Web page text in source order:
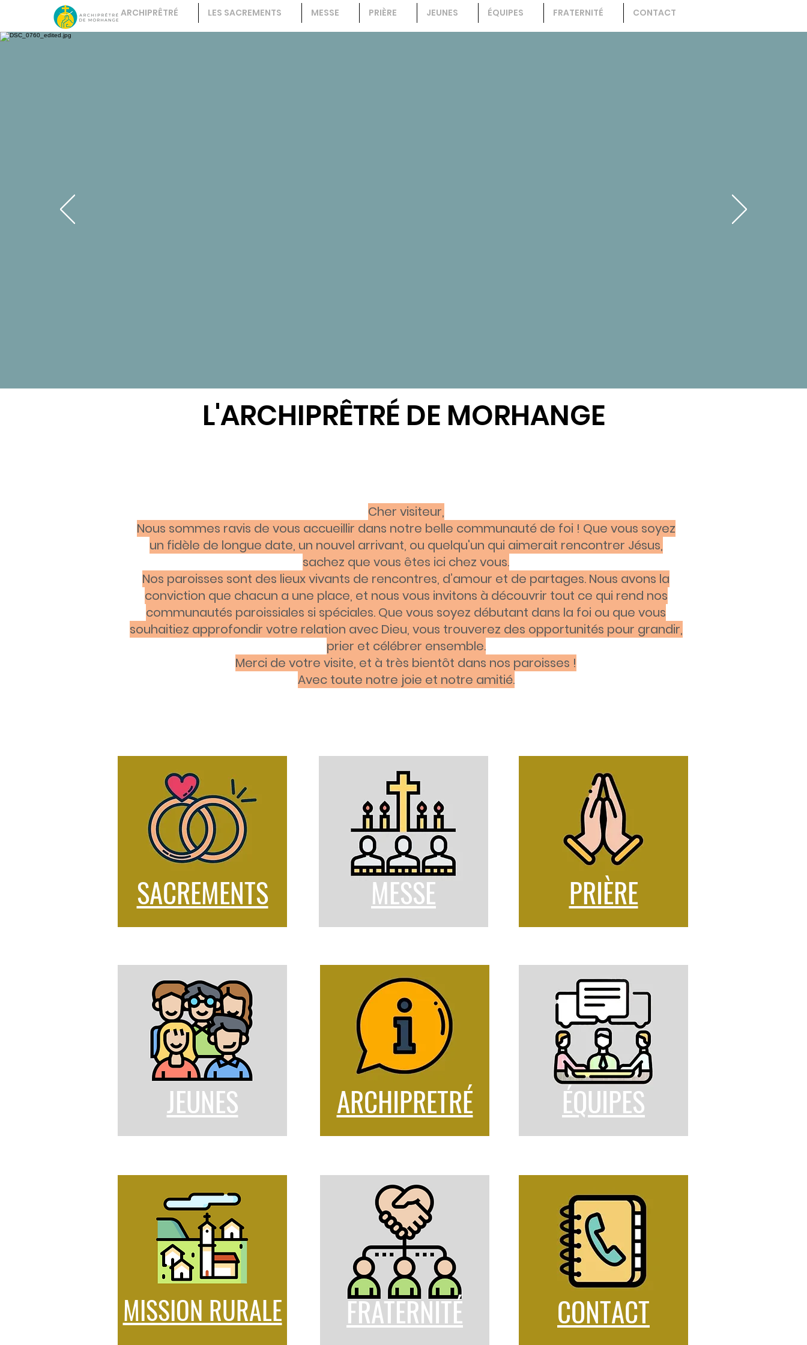
ARCHIPRÊTRÉ LES SACREMENTS MESSE PRIÈRE JEUNES ÉQUIPES FRATERNITÉ CONTACT
L'ARCHIPRÊTRÉ DE MORHANGE
Cher visiteur,
Nous sommes ravis de vous accueillir dans notre belle communauté de foi ! Que vous soyez
un fidèle de longue date, un nouvel arrivant, ou quelqu'un qui aimerait rencontrer Jésus,
sachez que vous êtes ici chez vous.
Nos paroisses sont des lieux vivants de rencontres, d’amour et de partages. Nous avons la
conviction que chacun a une place, et nous vous invitons à découvrir tout ce qui rend nos
communautés paroissiales si spéciales. Que vous soyez débutant dans la foi ou que vous
souhaitiez approfondir votre relation avec Dieu, vous trouverez des opportunités pour grandir,
prier et célébrer ensemble.
Merci de votre visite, et à très bientôt dans nos paroisses !
Avec toute notre joie et notre amitié.
SACREMENTS MESSE PRIÈRE
JEUNES ARCHIPRETRÉ ÉQUIPES
MISSION RURALE FRATERNITÉ CONTACT